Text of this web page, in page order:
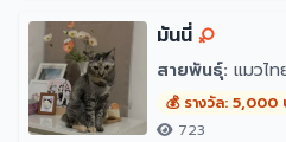
มันนี่
สายพันธุ์: แมวไท
💰 รางวัล: 5,000
723